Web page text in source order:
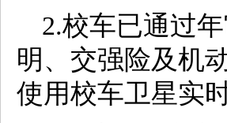
2.校车已通过
明、交强险及机
使用校车卫星实